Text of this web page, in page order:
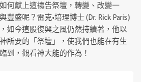
何獻上這禱告祭壇，轉變、改變一
盛呢？雷克•培理博士 (Dr. Rick Paris)
如今這股復興之風仍然持續著，他以
所要的「祭壇」，使我們也能在有生
到，觀看神大能的作為！